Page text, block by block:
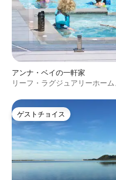
アンナ・ベイの一軒家
リーフ・ラグジュアリーホー
ゲストチョイス
ゲストチョイス